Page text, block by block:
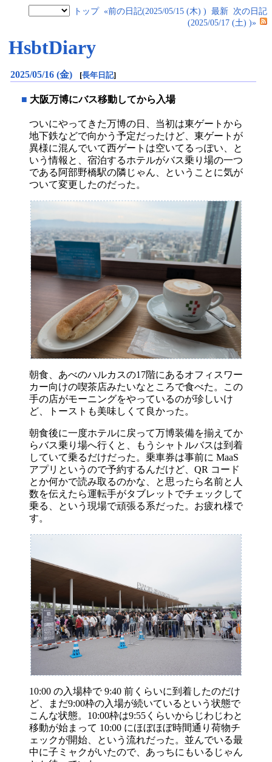
トップ «前の日記(2025/05/15 (木) ) 最新 次の日記
(2025/05/17 (土) )»
HsbtDiary
2025/05/16 (金) [長年日記]
■ 大阪万博にバス移動してから入場
ついにやってきた万博の日、当初は東ゲートから
地下鉄などで向かう予定だったけど、東ゲートが
異様に混んでいて西ゲートは空いてるっぽい、と
いう情報と、宿泊するホテルがバス乗り場の一つ
である阿部野橋駅の隣じゃん、ということに気が
ついて変更したのだった。
朝食、あべのハルカスの17階にあるオフィスワー
カー向けの喫茶店みたいなところで食べた。この
手の店がモーニングをやっているのが珍しいけ
ど、トーストも美味しくて良かった。
朝食後に一度ホテルに戻って万博装備を揃えてか
らバス乗り場へ行くと、もうシャトルバスは到着
していて乗るだけだった。乗車券は事前に MaaS
アプリというので予約するんだけど、QR コード
とか何かで読み取るのかな、と思ったら名前と人
数を伝えたら運転手がタブレットでチェックして
乗る、という現場で頑張る系だった。お疲れ様で
す。
10:00 の入場枠で 9:40 前くらいに到着したのだけ
ど、まだ9:00枠の入場が続いているという状態で
こんな状態。10:00枠は9:55くらいからじわじわと
移動が始まって 10:00 にほぼほぼ時間通り荷物チ
ェックが開始、という流れだった。並んでいる最
中に子ミャクがいたので、あっちにもいるじゃん